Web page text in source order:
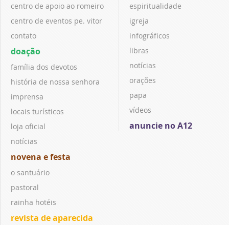
centro de apoio ao romeiro
centro de eventos pe. vitor
contato
doação
família dos devotos
história de nossa senhora
imprensa
locais turísticos
loja oficial
notícias
novena e festa
o santuário
pastoral
rainha hotéis
revista de aparecida
espiritualidade
igreja
infográficos
libras
notícias
orações
papa
vídeos
anuncie no A12